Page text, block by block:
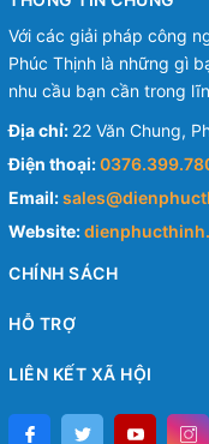
Với các giải pháp công
Phúc Thịnh là những gì
nhu cầu bạn cần trong
Địa chỉ: 22 Văn Chung,
Điện thoại:
Email:
Website:
CHÍNH SÁCH
HỖ TRỢ
LIÊN KẾT XÃ HỘI